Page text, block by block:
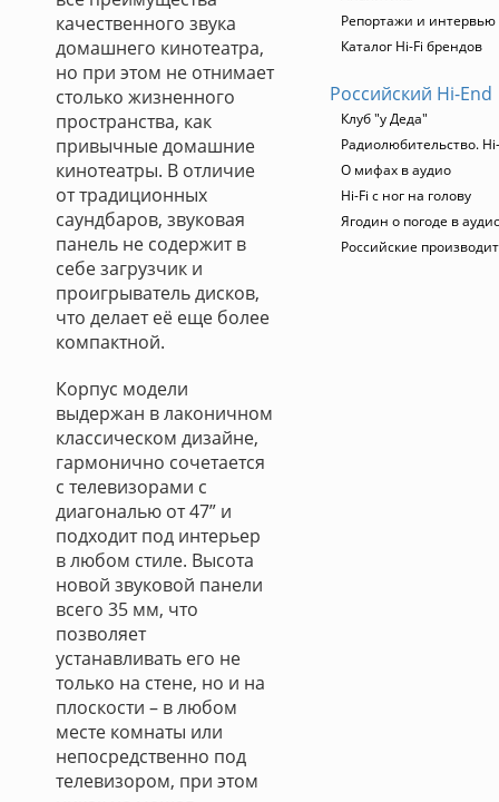
качественного звука
домашнего кинотеатра,
но при этом не отнимает
столько жизненного
пространства, как
привычные домашние
кинотеатры. В отличие
от традиционных
саундбаров, звуковая
панель не содержит в
себе загрузчик и
проигрыватель дисков,
что делает её еще более
компактной.
Корпус модели
выдержан в лаконичном
классическом дизайне,
гармонично сочетается
с телевизорами с
диагональю от 47” и
подходит под интерьер
в любом стиле. Высота
новой звуковой панели
всего 35 мм, что
позволяет
устанавливать его не
только на стене, но и на
плоскости – в любом
месте комнаты или
непосредственно под
телевизором, при этом
Репортажи и интервью
Каталог Hi-Fi брендов
Российский Hi-End
Клуб "у Деда"
Радиолюбительство.
О мифах в аудио
Hi-Fi с ног на голову
Ягодин о погоде в
Российские